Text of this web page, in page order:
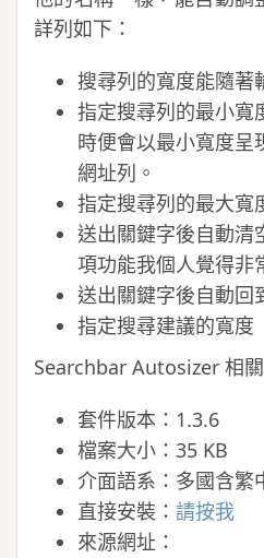
詳列如下：
搜尋列的寬度能隨著
指定搜尋列的最小寬
時便會以最小寬度呈
網址列。
指定搜尋列的最大寬
送出關鍵字後自動清
項功能我個人覺得非
送出關鍵字後自動回
指定搜尋建議的寬度
Searchbar Autosizer 相關
套件版本：1.3.6
檔案大小：35 KB
介面語系：多國含繁
直接安裝： 請按我
來源網址：